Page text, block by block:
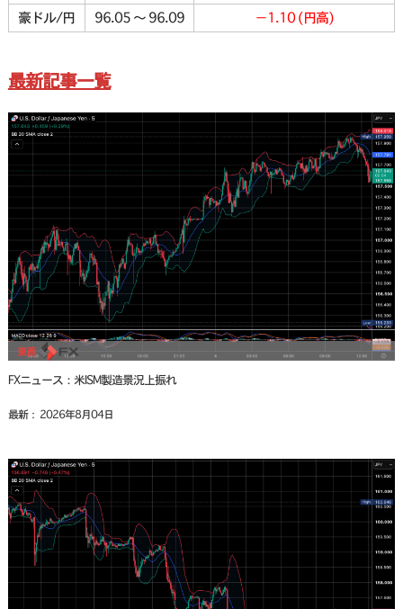
豪ドル/円 96.05 〜 96.09 −1.10 (円高)
最新記事一覧
FXニュース：米ISM製造景況上振れ
最新： 2026年8月04日